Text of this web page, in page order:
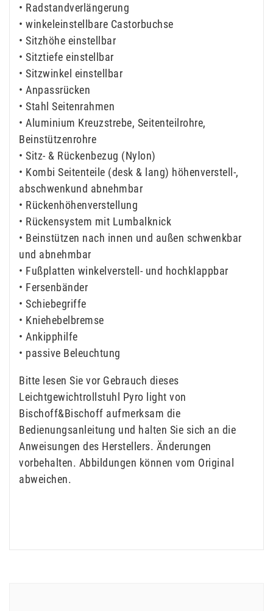
• Radstandverlängerung
• winkeleinstellbare Castorbuchse
• Sitzhöhe einstellbar
• Sitztiefe einstellbar
• Sitzwinkel einstellbar
• Anpassrücken
• Stahl Seitenrahmen
• Aluminium Kreuzstrebe, Seitenteilrohre,
Beinstützenrohre
• Sitz- & Rückenbezug (Nylon)
• Kombi Seitenteile (desk & lang) höhenverstell-,
abschwenkund abnehmbar
• Rückenhöhenverstellung
• Rückensystem mit Lumbalknick
• Beinstützen nach innen und außen schwenkbar
und abnehmbar
• Fußplatten winkelverstell- und hochklappbar
• Fersenbänder
• Schiebegriffe
• Kniehebelbremse
• Ankipphilfe
• passive Beleuchtung
Bitte lesen Sie vor Gebrauch dieses
Leichtgewichtrollstuhl Pyro light von
Bischoff&Bischoff aufmerksam die
Bedienungsanleitung und halten Sie sich an die
Anweisungen des Herstellers. Änderungen
vorbehalten. Abbildungen können vom Original
abweichen.